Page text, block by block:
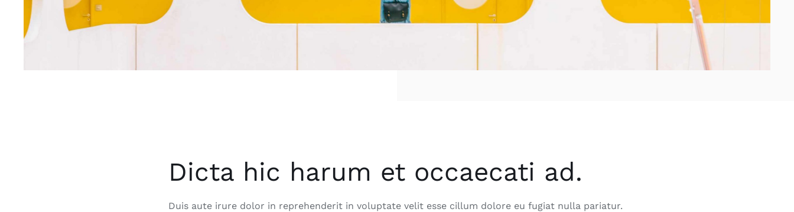
Dicta hic harum et occaecati ad.
Duis aute irure dolor in reprehenderit in voluptate velit esse cillum dolore eu fugiat nulla pariatur.